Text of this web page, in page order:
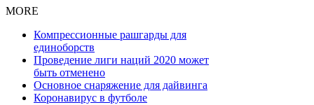
MORE
Компрессионные рашгарды для
единоборств
Проведение лиги наций 2020 может
быть отменено
Основное снаряжение для дайвинга
Коронавирус в футболе